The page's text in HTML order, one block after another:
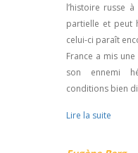
l’histoire russe
partielle et peut
celui-ci paraît
France a mis
son ennemi
conditions bien
Lire la suite